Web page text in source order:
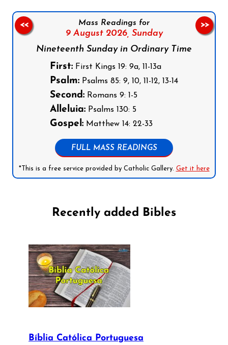
Mass Readings for
9 August 2026, Sunday
Nineteenth Sunday in Ordinary Time
First: First Kings 19: 9a, 11-13a
Psalm: Psalms 85: 9, 10, 11-12, 13-14
Second: Romans 9: 1-5
Alleluia: Psalms 130: 5
Gospel: Matthew 14: 22-33
FULL MASS READINGS
*This is a free service provided by Catholic Gallery. Get it here
<< >>
Recently added Bibles
Bíblia Católica Portuguesa